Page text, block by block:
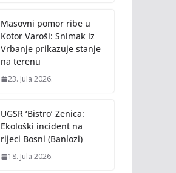
Masovni pomor ribe u
Kotor Varoši: Snimak iz
Vrbanje prikazuje stanje
na terenu
23. Jula 2026.
UGSR ‘Bistro’ Zenica:
Ekološki incident na
rijeci Bosni (Banlozi)
18. Jula 2026.